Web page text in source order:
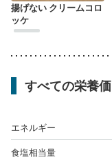
揚げない クリームコロ
ッケ
すべての栄養価
エネルギー
食塩相当量